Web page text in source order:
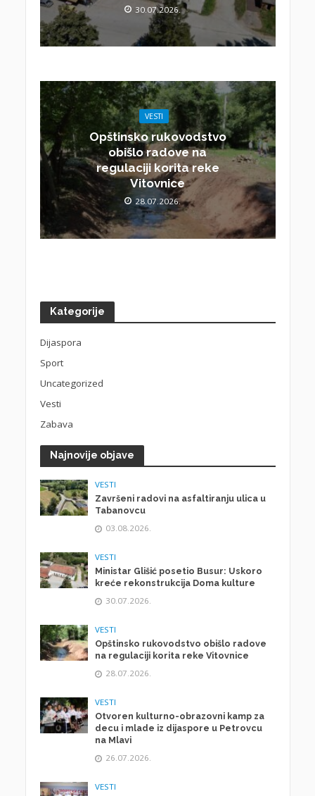
30.07.2026.
VESTI
Opštinsko rukovodstvo
obišlo radove na
regulaciji korita reke
Vitovnice
28.07.2026.
Kategorije
Dijaspora
Sport
Uncategorized
Vesti
Zabava
Najnovije objave
VESTI
Završeni radovi na asfaltiranju ulica u
Tabanovcu
03.08.2026.
VESTI
Ministar Glišić posetio Busur: Uskoro
kreće rekonstrukcija Doma kulture
30.07.2026.
VESTI
Opštinsko rukovodstvo obišlo radove
na regulaciji korita reke Vitovnice
28.07.2026.
VESTI
Otvoren kulturno-obrazovni kamp za
decu i mlade iz dijaspore u Petrovcu
na Mlavi
26.07.2026.
VESTI